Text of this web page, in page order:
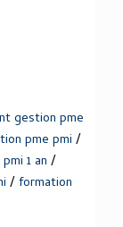
gestion pme
pme pmi /
1 an /
/formation